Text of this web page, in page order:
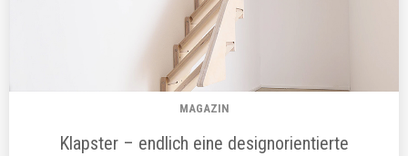
MAGAZIN
Klapster – endlich eine designorientierte